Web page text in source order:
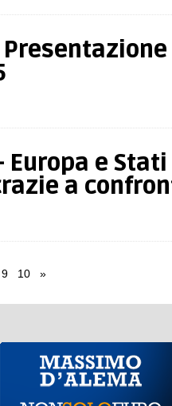
Europa e
a
9 10 »